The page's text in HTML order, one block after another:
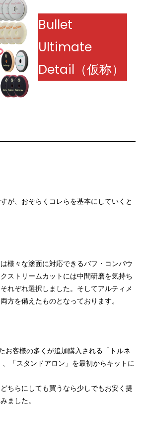
Bullet
Ultimate
Detail（仮称）
が、おそらくコレらを基本にしていくと
様々な塗面に対応できるバフ・コンパウ
ストリームカットには中間研磨を気持ち
れぞれ選択しました。そしてアルティメ
方を備えたものとなっております。
お客様の多くが追加購入される「トルネ
「スタンドアロン」を最初からキットに
ちらにしても買うなら少しでもお安く提
ました。